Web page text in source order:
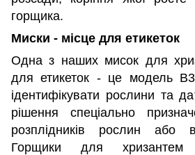
горщика.
Миски - місце для етикеток
Одна з наших мисок для
для етикеток - це модель
ідентифікувати рослини та
рішення спеціально
розплідників рослин або
Горщики для хризантем